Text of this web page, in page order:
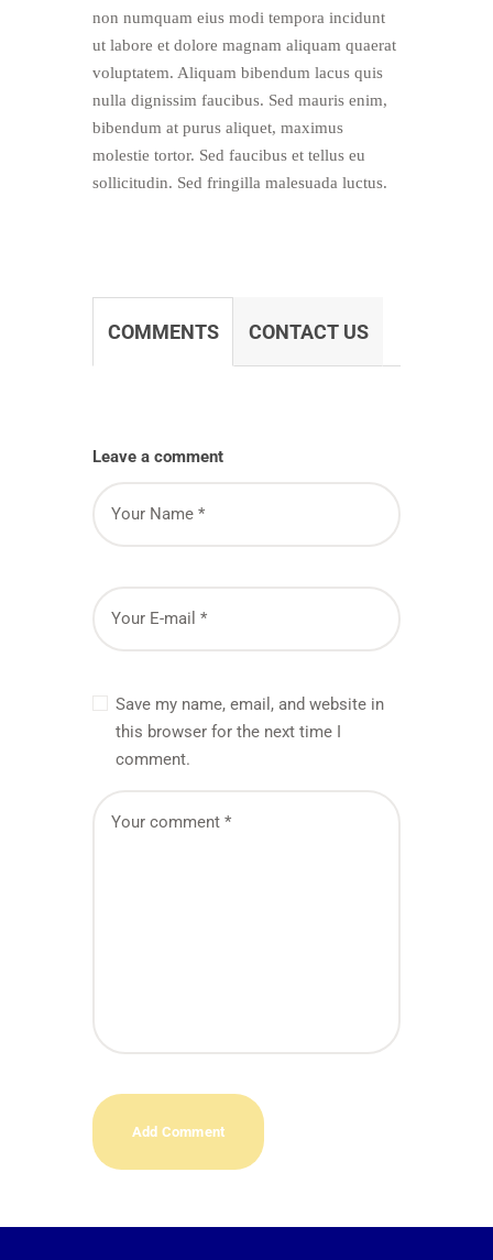
non numquam eius modi tempora incidunt
ut labore et dolore magnam aliquam quaerat
voluptatem. Aliquam bibendum lacus quis
nulla dignissim faucibus. Sed mauris enim,
bibendum at purus aliquet, maximus
molestie tortor. Sed faucibus et tellus eu
sollicitudin. Sed fringilla malesuada luctus.
COMMENTS CONTACT US
Leave a comment
Save my name, email, and website in
this browser for the next time I
comment.